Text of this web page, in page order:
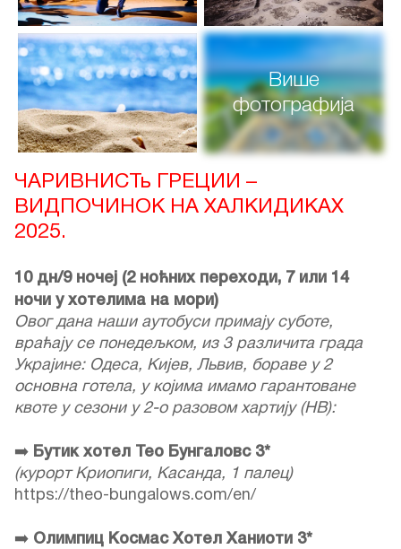
Више
фотографија
ЧАРИВНИСТь ГРЕЦИИ –
ВИДПОЧИНОК НА ХАЛКИДИКАХ
2025.
10 дн/9 ночеј (2 ноћних переходи, 7 или 14
ночи у хотелима на мори)
Овог дана наши аутобуси примају суботе,
враћају се понедељком, из 3 различита града
Украјине: Одеса, Кијев, Львив, бораве у 2
основна готела, у којима имамо гарантоване
квоте у сезони у 2-о разовом хартију (НВ):
➡️ Бутик хотел Тео Бунгаловс 3*
(курорт Криопиги, Касанда, 1 палец)
https://theo-bungalows.com/en/
➡️ Олимпиц Космас Хотел Ханиоти 3*